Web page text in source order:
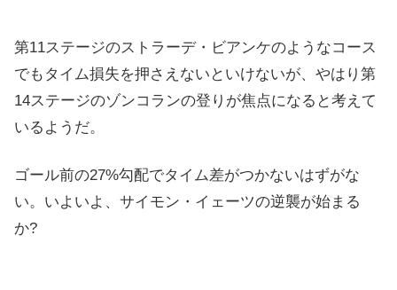
第11ステージのストラーデ・ビアンケのようなコース
でもタイム損失を押さえないといけないが、やはり第
14ステージのゾンコランの登りが焦点になると考えて
いるようだ。
ゴール前の27%勾配でタイム差がつかないはずがな
い。いよいよ、サイモン・イェーツの逆襲が始まる
か?